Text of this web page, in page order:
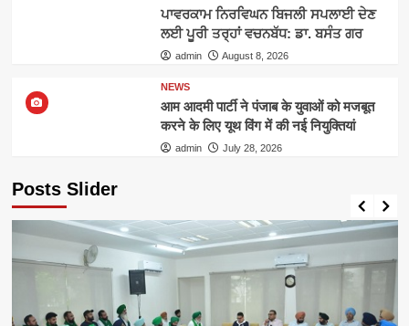
ਪਾਵਰਕਾਮ ਨਿਰਵਿਘਨ ਬਿਜਲੀ ਸਪਲਾਈ ਦੇਣ
ਲਈ ਪੂਰੀ ਤਰ੍ਹਾਂ ਵਚਨਬੱਧ: ਡਾ. ਬਸੰਤ ਗਰ
admin August 8, 2026
NEWS
आम आदमी पार्टी ने पंजाब के युवाओं को मजबूत
करने के लिए यूथ विंग में की नई नियुक्तियां
admin July 28, 2026
Posts Slider